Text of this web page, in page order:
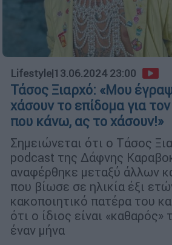
Lifestyle|13.06.2024 23:00
Τάσος Ξιαρχό: «Μου
χάσουν το επίδομα για
που κάνω, ας το χάσουν!»
Σημειώνεται ότι ο Tάσος
podcast της Δάφνης
αναφέρθηκε μεταξύ άλλων
που βίωσε σε ηλικία έξι
κακοποιητικό πατέρα του
ότι ο ίδιος είναι «καθαρός»
έναν μήνα